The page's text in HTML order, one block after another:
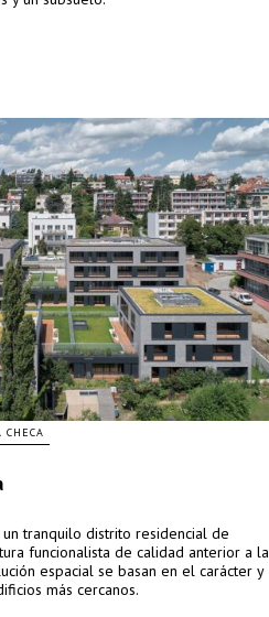
CHECA
tranquilo distrito residencial de
funcionalista de calidad anterior a la
espacial se basan en el carácter y
más cercanos.